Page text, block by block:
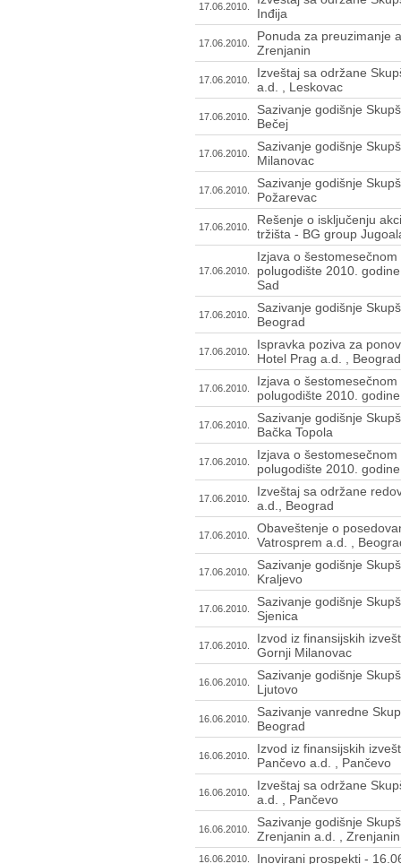
17.06.2010.
Inđija
17.06.2010.
Ponuda za preuzimanje
Zrenjanin
17.06.2010.
Izveštaj sa održane
a.d. , Leskovac
17.06.2010.
Sazivanje godišnje
Bečej
17.06.2010.
Sazivanje godišnje
Milanovac
17.06.2010.
Sazivanje godišnje
Požarevac
17.06.2010.
Rešenje o isključenju
tržišta - BG group
17.06.2010.
Izjava o
polugodište 2010.
Sad
17.06.2010.
Sazivanje godišnje
Beograd
17.06.2010.
Ispravka poziva za
Hotel Prag a.d. , Beograd
17.06.2010.
Izjava o
polugodište 2010.
17.06.2010.
Sazivanje godišnje
Bačka Topola
17.06.2010.
Izjava o
polugodište 2010.
17.06.2010.
Izveštaj sa održane
a.d., Beograd
17.06.2010.
Obaveštenje o
Vatrosprem a.d. ,
17.06.2010.
Sazivanje godišnje
Kraljevo
17.06.2010.
Sazivanje godišnje
Sjenica
17.06.2010.
Izvod iz finansijskih
Gornji Milanovac
16.06.2010.
Sazivanje godišnje
Ljutovo
16.06.2010.
Sazivanje vanredne
Beograd
16.06.2010.
Izvod iz finansijskih
Pančevo a.d. , Pančevo
16.06.2010.
Izveštaj sa održane
a.d. , Pančevo
16.06.2010.
Sazivanje godišnje
Zrenjanin a.d. , Zrenjanin
16.06.2010. Inovirani prospekti -